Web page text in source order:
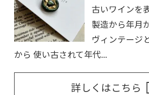
古いワインを
製造から年月
ヴィンテージ
から 使い古されて年代...
詳しくはこちら